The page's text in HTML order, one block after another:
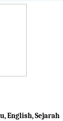
English, Sejarah